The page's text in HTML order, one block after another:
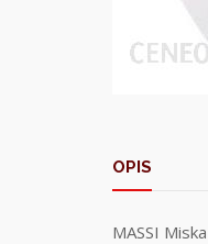
OPIS
MASSI